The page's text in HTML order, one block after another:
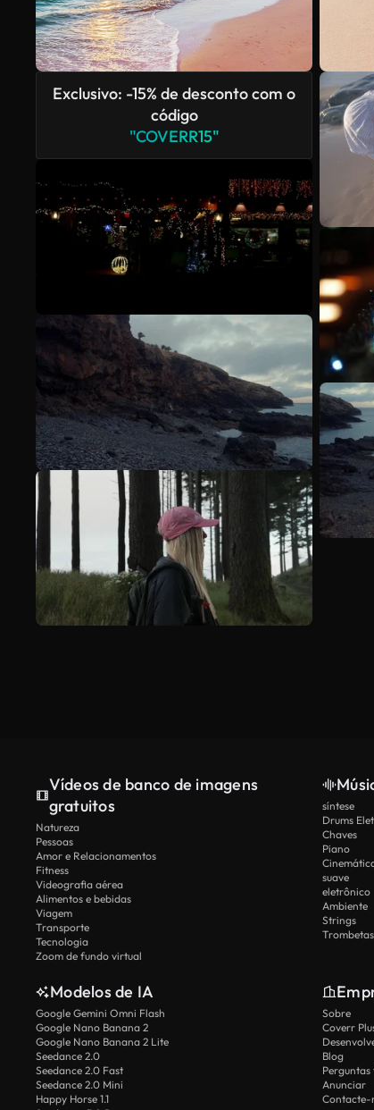
Exclusivo: -15% de desconto com o
código
"COVERR15"
Vídeos de banco de imagens
gratuitos
Natureza
Pessoas
Amor e Relacionamentos
Fitness
Videografia aérea
Alimentos e bebidas
Viagem
Transporte
Tecnologia
Zoom de fundo virtual
síntese
Drums
Chaves
Piano
suave
eletrônico
Ambiente
Strings
Modelos de IA
Google Gemini Omni Flash
Google Nano Banana 2
Google Nano Banana 2 Lite
Seedance 2.0
Seedance 2.0 Fast
Seedance 2.0 Mini
Happy Horse 1.1
Sobre
Coverr
Blog
Anunciar
Contacte-